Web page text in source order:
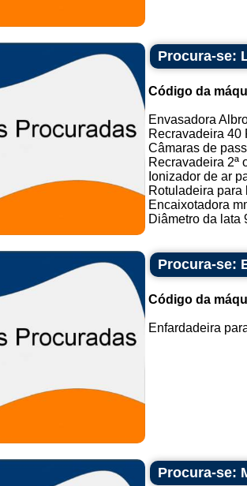
Procura-se:
Código da
Envasadora
Recravadeira 40
Câmaras de
Recravadeira 2ª
Ionizador de ar
Rotuladeira para
Encaixotadora
Diâmetro da lata
Procura-se:
Código da
Enfardadeira
Procura-se: